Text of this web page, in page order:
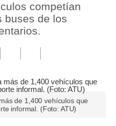
competían
buses de los
de 1,400 vehículos que
informal. (Foto: ATU)